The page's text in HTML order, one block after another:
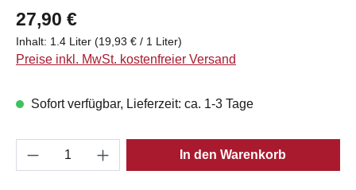
Regulärer Preis:
27,90 €
Inhalt: 1.4 Liter (19,93 € / 1 Liter)
Preise inkl. MwSt. kostenfreier Versand
Sofort verfügbar, Lieferzeit: ca. 1-3 Tage
Produkt Anzahl: Gib den gewünschten
In den Warenkorb